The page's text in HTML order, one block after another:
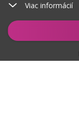
Viac informácií